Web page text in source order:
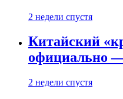
2 недели спустя
Китайский
официально
2 недели спустя